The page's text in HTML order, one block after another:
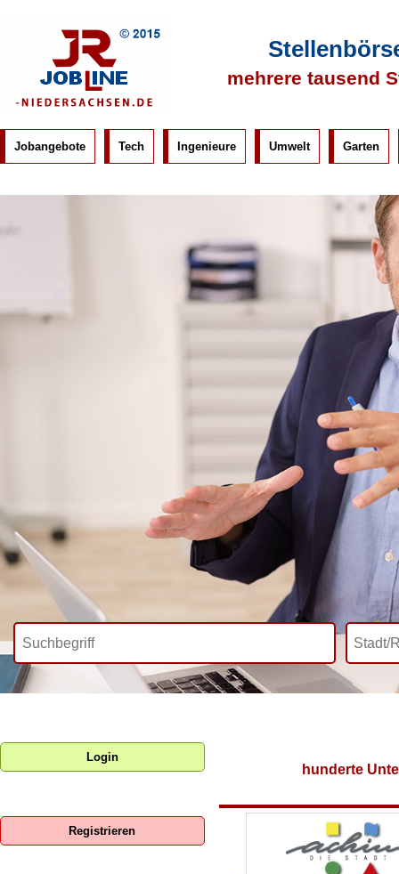
mehrere tausend
Jobangebote Tech Ingenieure Umwelt Garten
hunderte
Login
Registrieren